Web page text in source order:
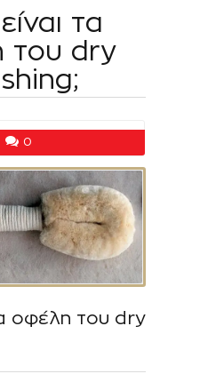
τα
του dry
0
οφέλη του dry